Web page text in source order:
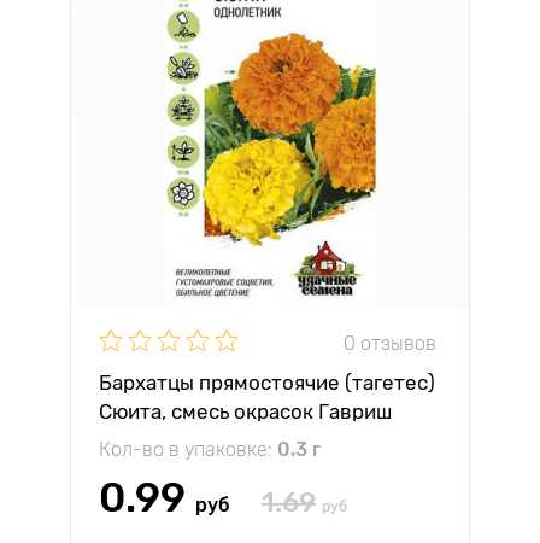
0 отзывов
Бархатцы прямостоячие (тагетес)
Сюита, смесь окрасок Гавриш
Кол-во в упаковке: 0.3 г
0.99 руб 1.69 руб